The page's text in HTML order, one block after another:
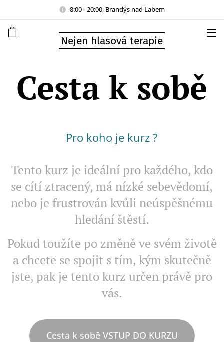
8:00 - 20:00, Brandýs nad Labem
Nejen hlasová terapie
Cesta k sobě
Pro koho je kurz ?
Tento kurz je ideální pro každého, kdo
se cítí ztracený, má nízké sebevědomí,
nebo je frustrován kvůli neúspěšnému
hledání štěstí.
Pokud toužíte po změně ve svém životě
a chcete se spojit s tím, kým skutečně
jste, pak je tento kurz určen právě pro
vás.
Cesta k sobě VSTUP DO KURZU